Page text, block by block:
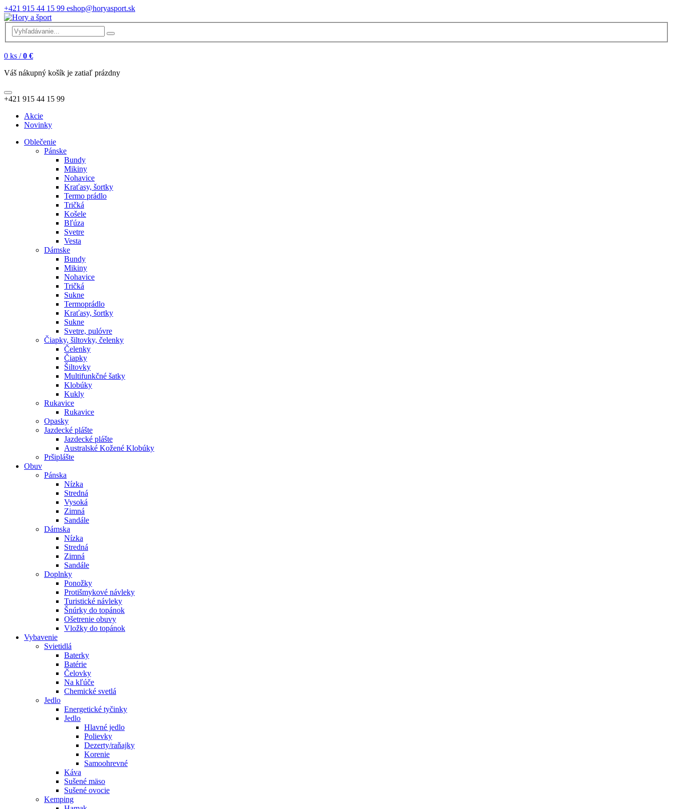
+421 915 44 15 99 eshop@horyasport.sk
0 ks / 0 €
Váš nákupný košík je zatiaľ prázdny
+421 915 44 15 99
Akcie
Novinky
Oblečenie
Pánske
Bundy
Mikiny
Nohavice
Kraťasy, šortky
Termo prádlo
Tričká
Košele
Bľúza
Svetre
Vesta
Dámske
Bundy
Mikiny
Nohavice
Tričká
Sukne
Termoprádlo
Kraťasy, šortky
Sukne
Svetre, pulóvre
Čiapky, šiltovky, čelenky
Čelenky
Čiapky
Šiltovky
Multifunkčné šatky
Klobúky
Kukly
Rukavice
Rukavice
Opasky
Jazdecké plášte
Jazdecké plášte
Australské Kožené Klobúky
Pršiplášte
Obuv
Pánska
Nízka
Stredná
Vysoká
Zimná
Sandále
Dámska
Nízka
Stredná
Zimná
Sandále
Doplnky
Ponožky
Protišmykové návleky
Turistické návleky
Šnúrky do topánok
Ošetrenie obuvy
Vložky do topánok
Vybavenie
Svietidlá
Baterky
Batérie
Čelovky
Na kľúče
Chemické svetlá
Jedlo
Energetické tyčinky
Jedlo
Hlavné jedlo
Polievky
Dezerty/raňajky
Korenie
Samoohrevné
Káva
Sušené mäso
Sušené ovocie
Kemping